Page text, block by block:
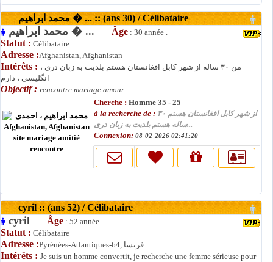
محمد ابراهیم � ... :: (ans 30) / Célibataire
محمد ابراهیم � ... Âge : 30 année .
Statut : Célibataire
Adresse :Afghanistan, Afghanistan
Intérêts : من ۳۰ ساله از شهر کابل افغانستان هستم بلدیت به زبان دری ،
انگلیسی ، دارم
Objectif : rencontre mariage amour
Cherche : Homme 35 - 25
à la recherche de : از شهر کابل افغانستان هستم ۳۰
ساله هستم بلدیت به زبان دری...
Connexion: 08-02-2026 02:41:20
cyril :: (ans 52) / Célibataire
cyril Âge : 52 année .
Statut : Célibataire
Adresse : Pyrénées-Atlantiques-64, فرنسا
Intérêts : Je suis un homme convertit, je recherche une femme sérieuse pour